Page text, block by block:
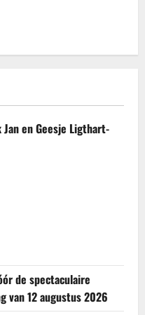
en Geesje Ligthart-
de spectaculaire
van 12 augustus 2026